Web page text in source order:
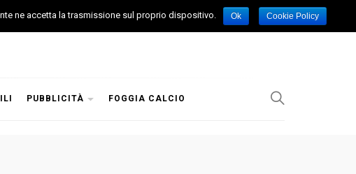
PUBBLICITÀ FOGGIA CALCIO
ne accetta la trasmissione sul proprio dispositivo. Ok Cookie Policy